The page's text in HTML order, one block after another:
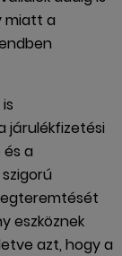
miatt a
járulékfizetési
a
eszköznek
azt, hogy a